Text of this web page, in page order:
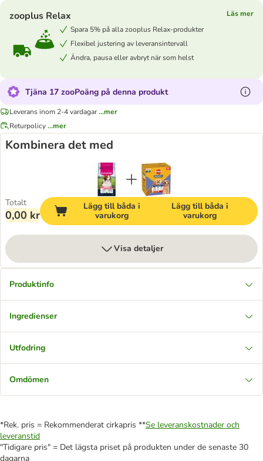
zooplus Relax
Läs mer
Spara 5% på alla zooplus Relax-produkter
Flexibel justering av leveransintervall
Ändra, pausa eller avbryt när som helst
Tjäna 17 zooPoäng på denna produkt
Leverans inom 2-4 vardagar...mer
Returpolicy...mer
Kombinera det med
Totalt
0,00 kr
Lägg till båda i
varukorg
Lägg till båda i
varukorg
Visa detaljer
Produktinfo
Ingredienser
Utfodring
Omdömen
*Rek. pris = Rekommenderat cirkapris **Se leveranskostnader och
leveranstid
"Tidigare pris" = Det lägsta priset på produkten under de senaste 30
dagarna